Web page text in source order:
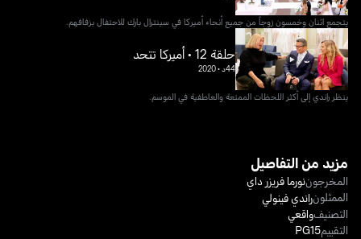
يتجمع اثنان وخمسون زوجاً من جميع أنحاء أميركا في سينترال بارك للاحتفال بزفافهم.
حلقة 12 • أميركا تتحد
44د •
2020
ينظر راندي إلى أكثر اللحظات الممتعة والعاطفية في الموسم.
مزيد من التفاصيل
المخرجوننورما فريزر داي
الممثلونراندي فينولي
التصنيفواقعي
التقييمPG15